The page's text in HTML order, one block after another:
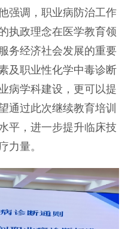
强调，职业病防治工作
执政理念在医学教育领
务经济社会发展的重要
及职业性化学中毒诊断
病学科建设，更可以提
通过此次继续教育培训
平，进一步提升临床技
力量。